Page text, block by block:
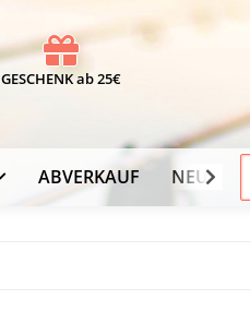
GESCHENK ab 25€
ABVERKAUF NEU